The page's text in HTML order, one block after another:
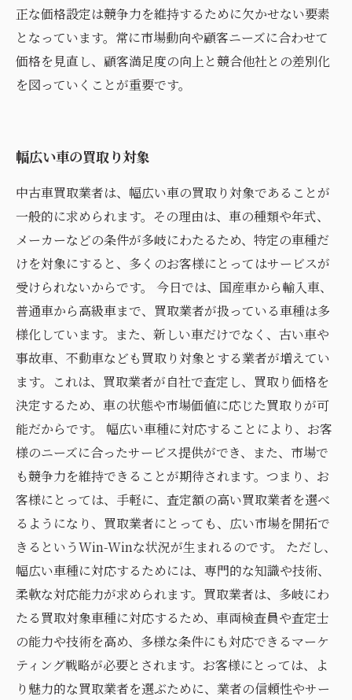
正な価格設定は競争力を維持するために欠かせない要素
となっています。常に市場動向や顧客ニーズに合わせて
価格を見直し、顧客満足度の向上と競合他社との差別化
を図っていくことが重要です。
幅広い車の買取り対象
中古車買取業者は、幅広い車の買取り対象であることが
一般的に求められます。その理由は、車の種類や年式、
メーカーなどの条件が多岐にわたるため、特定の車種だ
けを対象にすると、多くのお客様にとってはサービスが
受けられないからです。 今日では、国産車から輸入車、
普通車から高級車まで、買取業者が扱っている車種は多
様化しています。また、新しい車だけでなく、古い車や
事故車、不動車なども買取り対象とする業者が増えてい
ます。これは、買取業者が自社で査定し、買取り価格を
決定するため、車の状態や市場価値に応じた買取りが可
能だからです。 幅広い車種に対応することにより、お客
様のニーズに合ったサービス提供ができ、また、市場で
も競争力を維持できることが期待されます。つまり、お
客様にとっては、手軽に、査定額の高い買取業者を選べ
るようになり、買取業者にとっても、広い市場を開拓で
きるというWin-Winな状況が生まれるのです。 ただし、
幅広い車種に対応するためには、専門的な知識や技術、
柔軟な対応能力が求められます。買取業者は、多岐にわ
たる買取対象車種に対応するため、車両検査員や査定士
の能力や技術を高め、多様な条件にも対応できるマーケ
ティング戦略が必要とされます。お客様にとっては、よ
り魅力的な買取業者を選ぶために、業者の信頼性やサー